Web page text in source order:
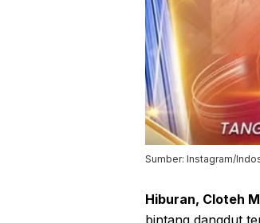
Sumber: Instagram/
Hiburan, Cloteh
bintang dangdut